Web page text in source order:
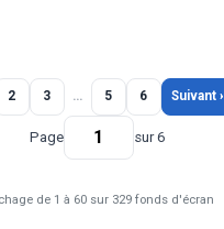
2 3 … 5 6 Suivant ›
Page sur 6
de 1 à 60 sur 329 fonds d'écran